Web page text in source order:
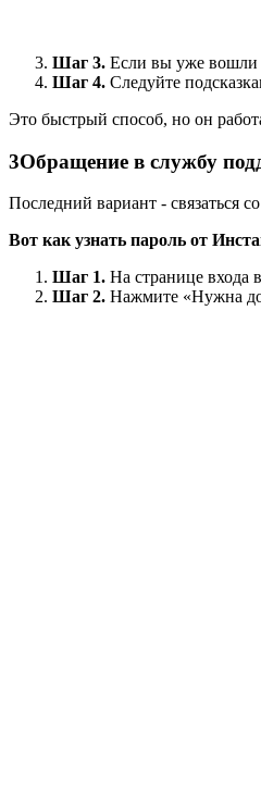
Шаг 3. Если вы уже вошли
Шаг 4. Следуйте
Это быстрый способ, но он
3Обращение в службу
Последний вариант - связаться
Вот как узнать пароль от
Шаг 1. На странице входа
Шаг 2. Нажмите «Нужна